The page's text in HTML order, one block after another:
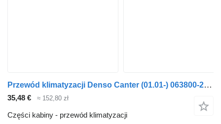
Przewód klimatyzacji Denso Canter (01.01-) 063800-2050 do ciągnika siodłowego Mitsubishi Canter (2001-)
35,48 € ≈ 152,80 zł
Części kabiny - przewód klimatyzacji